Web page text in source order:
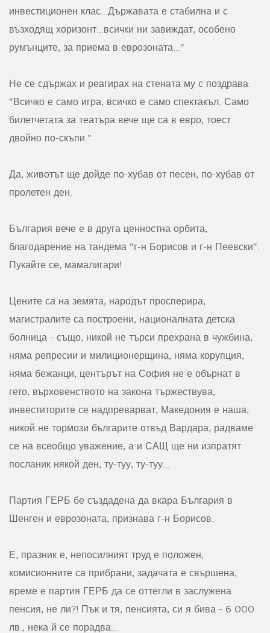
инвестиционен клас...Държавата е стабилна и с
възходящ хоризонт...всички ни завиждат, особено
румънците, за приема в еврозоната..."
Не се сдържах и реагирах на стената му с поздрава:
"Всичко е само игра, всичко е само спектакъл. Само
билетчетата за театъра вече ще са в евро, тоест
двойно по-скъпи."
Да, животът ще дойде по-хубав от песен, по-хубав от
пролетен ден.
България вече е в друга ценностна орбита,
благодарение на тандема "г-н Борисов и г-н Пеевски".
Пукайте се, мамалигари!
Цените са на земята, народът просперира,
магистралите са построени, националната детска
болница - също, никой не търси прехрана в чужбина,
няма репресии и милиционерщина, няма корупция,
няма бежанци, центърът на София не е обърнат в
гето, върховенството на закона тържествува,
инвеститорите се надпреварват, Македония е наша,
никой не тормози българите отвъд Вардара, радваме
се на всеобщо уважение, а и САЩ ще ни изпратят
посланик някой ден, ту-туу, ту-туу...
Партия ГЕРБ бе създадена да вкара България в
Шенген и еврозоната, признава г-н Борисов.
Е, празник е, непосилният труд е положен,
комисионните са прибрани, задачата е свършена,
време е партия ГЕРБ да се оттегли в заслужена
пенсия, не ли?! Пък и тя, пенсията, си я бива - 6 000
лв., нека й се порадва...